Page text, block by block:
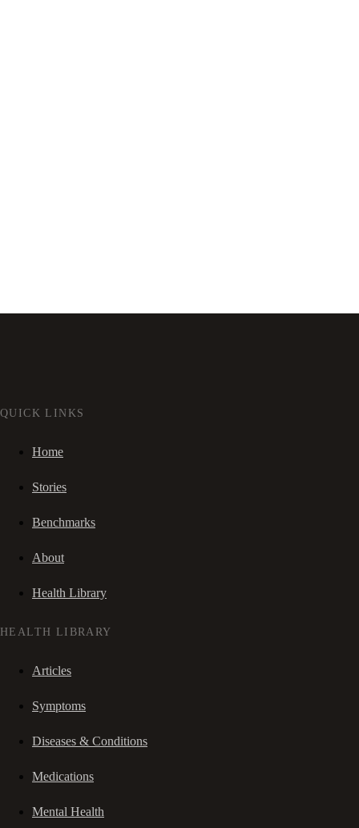
QUICK LINKS
Home
Stories
Benchmarks
About
Health Library
HEALTH LIBRARY
Articles
Symptoms
Diseases & Conditions
Medications
Mental Health